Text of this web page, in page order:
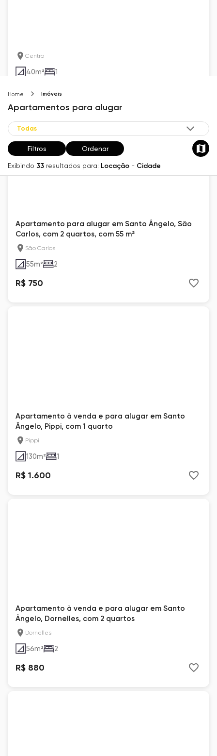
Home Imóveis
Apartamentos para alugar
Filtros Ordenar
Exibindo 33 resultados para: Locação - Cidade
Centro
40m² 1
R$ 950
Apartamento para alugar em Santo Ângelo, São
Carlos, com 2 quartos, com 55 m²
São Carlos
55m² 2
R$ 750
Apartamento à venda e para alugar em Santo
Ângelo, Pippi, com 1 quarto
Pippi
130m² 1
R$ 1.600
Apartamento à venda e para alugar em Santo
Ângelo, Dornelles, com 2 quartos
Dornelles
56m² 2
R$ 880